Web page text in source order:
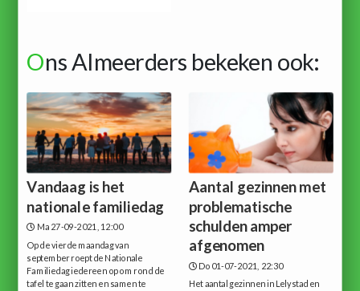
Ons Almeerders bekeken ook:
Vandaag is het
nationale familiedag
Ma 27-09-2021, 12:00
Op de vierde maandag van
september roept de Nationale
Familiedag iedereen op om rond de
tafel te gaan zitten en samen te
Aantal gezinnen met
problematische
schulden amper
afgenomen
Do 01-07-2021, 22:30
Het aantal gezinnen in Lelystad en